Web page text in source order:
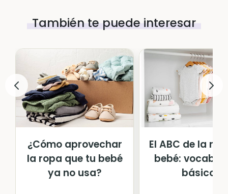
También te puede interesar
¿Cómo aprovechar
la ropa que tu bebé
ya no usa?
El ABC de la
bebé:
básico